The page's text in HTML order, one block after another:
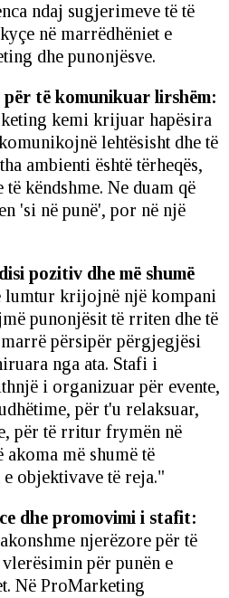
ndaj sugjerimeve të të
në marrëdhëniet e
dhe punonjësve.
të komunikuar lirshëm:
kemi krijuar hapësira
lehtësisht dhe të
ambienti është tërheqës,
këndshme. Ne duam që
'si në punë', por në një
pozitiv dhe më shumë
lumtur krijojnë një kompani
punonjësit të rriten dhe të
përsipër përgjegjësi
nga ata. Stafi i
i organizuar për evente,
për t'u relaksuar,
për të rritur frymën në
akoma më shumë të
objektivave të reja."
dhe promovimi i stafit:
njerëzore për të
për punën e
Në ProMarketing